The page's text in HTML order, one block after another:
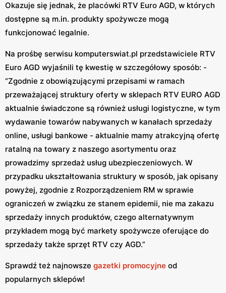
Okazuje się jednak, że placówki RTV Euro AGD, w których
dostępne są m.in. produkty spożywcze mogą
funkcjonować legalnie.
Na prośbę serwisu komputerswiat.pl przedstawiciele RTV
Euro AGD wyjaśnili tę kwestię w szczegółowy sposób: -
“Zgodnie z obowiązującymi przepisami w ramach
przeważającej struktury oferty w sklepach RTV EURO AGD
aktualnie świadczone są również usługi logistyczne, w tym
wydawanie towarów nabywanych w kanałach sprzedaży
online, usługi bankowe - aktualnie mamy atrakcyjną ofertę
ratalną na towary z naszego asortymentu oraz
prowadzimy sprzedaż usług ubezpieczeniowych. W
przypadku ukształtowania struktury w sposób, jak opisany
powyżej, zgodnie z Rozporządzeniem RM w sprawie
ograniczeń w związku ze stanem epidemii, nie ma zakazu
sprzedaży innych produktów, czego alternatywnym
przykładem mogą być markety spożywcze oferujące do
sprzedaży także sprzęt RTV czy AGD.”
Sprawdź też najnowsze gazetki promocyjne od
popularnych sklepów!